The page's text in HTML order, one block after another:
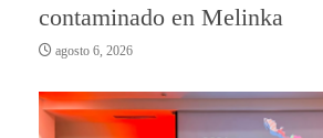
contaminado en Melinka
agosto 6, 2026